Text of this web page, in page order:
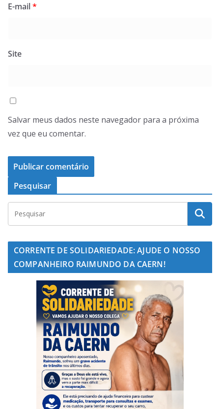
E-mail*
Site
Salvar meus dados neste navegador para a próxima
vez que eu comentar.
Pesquisar
CORRENTE DE SOLIDARIEDADE: AJUDE O NOSSO
COMPANHEIRO RAIMUNDO DA CAERN!